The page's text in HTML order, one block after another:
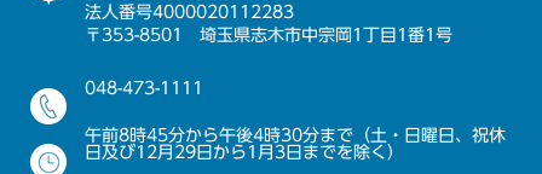
法人番号4000020112283
〒353-8501 埼玉県志木市中宗岡1丁目1番1号
048-473-1111
午前8時45分から午後4時30分まで（土・日曜日、祝休
日及び12月29日から1月3日までを除く）